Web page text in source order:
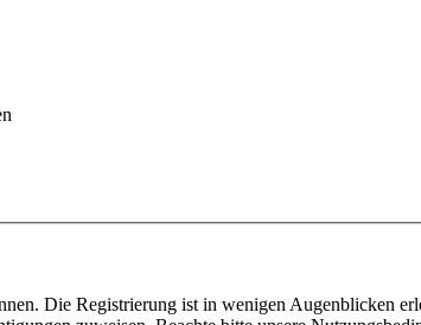
Die Registrierung ist in wenigen Augenblicken